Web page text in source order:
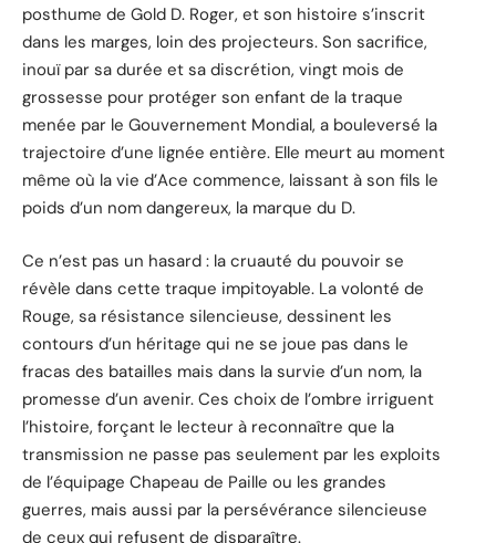
posthume de Gold D. Roger, et son histoire s’inscrit
dans les marges, loin des projecteurs. Son sacrifice,
inouï par sa durée et sa discrétion, vingt mois de
grossesse pour protéger son enfant de la traque
menée par le Gouvernement Mondial, a bouleversé la
trajectoire d’une lignée entière. Elle meurt au moment
même où la vie d’Ace commence, laissant à son fils le
poids d’un nom dangereux, la marque du D.
Ce n’est pas un hasard : la cruauté du pouvoir se
révèle dans cette traque impitoyable. La volonté de
Rouge, sa résistance silencieuse, dessinent les
contours d’un héritage qui ne se joue pas dans le
fracas des batailles mais dans la survie d’un nom, la
promesse d’un avenir. Ces choix de l’ombre irriguent
l’histoire, forçant le lecteur à reconnaître que la
transmission ne passe pas seulement par les exploits
de l’équipage Chapeau de Paille ou les grandes
guerres, mais aussi par la persévérance silencieuse
de ceux qui refusent de disparaître.